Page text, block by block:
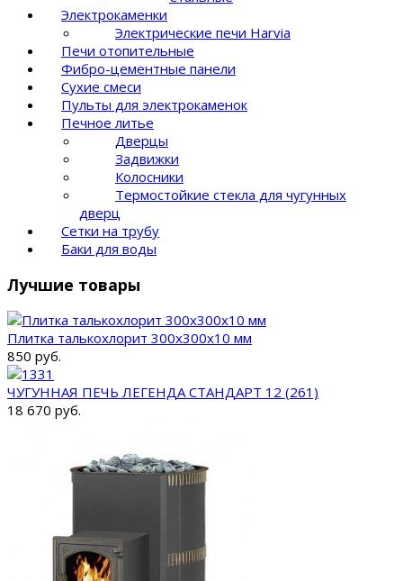
Электрокаменки
Электрические печи Harvia
Печи отопительные
Фибро-цементные панели
Сухие смеси
Пульты для электрокаменок
Печное литье
Дверцы
Задвижки
Колосники
Термостойкие стекла для чугунных
дверц
Сетки на трубу
Баки для воды
Лучшие товары
Плитка талькохлорит 300х300х10 мм
850 руб.
ЧУГУННАЯ ПЕЧЬ ЛЕГЕНДА СТАНДАРТ 12 (261)
18 670 руб.